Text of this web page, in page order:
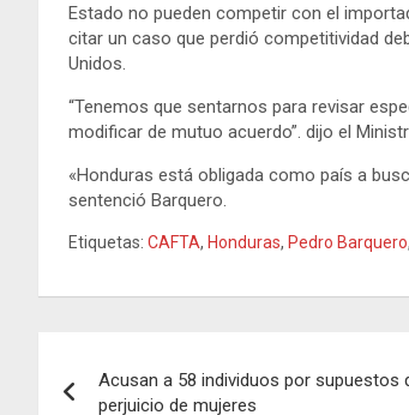
Estado no pueden competir con el
citar un caso que perdió competitividad
Unidos.
“Tenemos que sentarnos para revisar
modificar de mutuo acuerdo”. dijo el
«Honduras está obligada como país a
sentenció Barquero.
Etiquetas: CAFTA, Honduras, Pedro Barquero,
de
Acusan a 58 individuos por supuestos
perjuicio de mujeres